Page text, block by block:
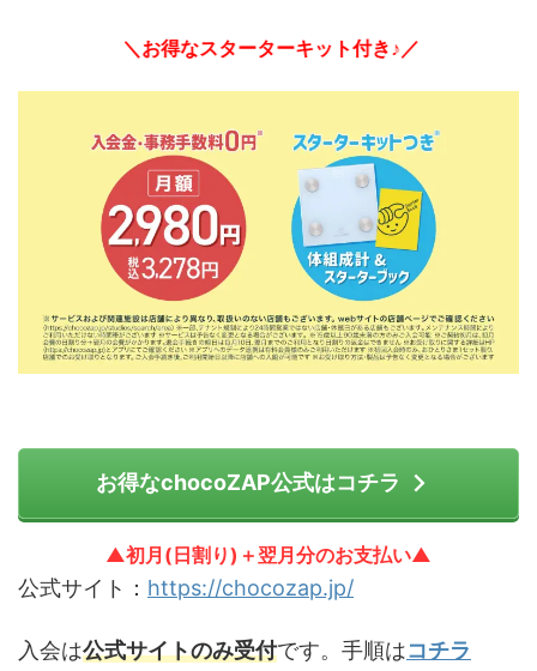
＼お得なスターターキット付き♪／
お得なchocoZAP公式はコチラ
▲初月(日割り)＋翌月分のお支払い▲
公式サイト： https://chocozap.jp/
入会は公式サイトのみ受付です。手順はコチラ